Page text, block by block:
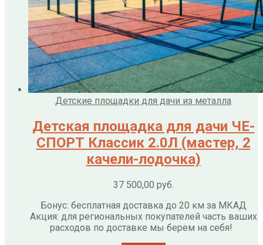
Детские площадки для дачи из металла
Детская площадка для дачи ЧЕ-
СПОРТ Классик 2.0Л (мастер, 2
качели-лодочка)
37 500,00 руб.
Бонус: бесплатная доставка до 20 км за МКАД
Акция: для региональных покупателей часть ваших
расходов по доставке мы берем на себя!